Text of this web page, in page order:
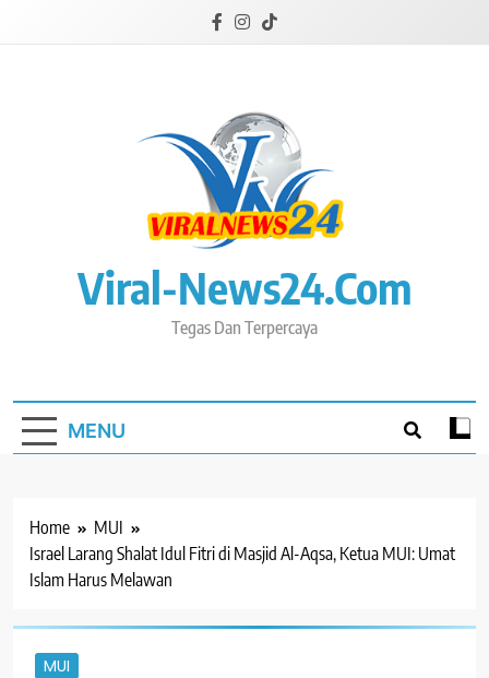
Viral-News24.com
Tegas Dan Terpercaya
MENU
Home
MUI
Israel Larang Shalat Idul Fitri di Masjid Al-Aqsa, Ketua MUI: Umat
Islam Harus Melawan
MUI